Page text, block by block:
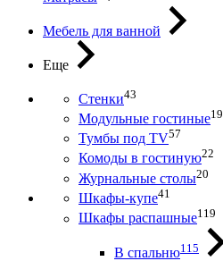
Мебель для ванной
Еще
Стенки43
Модульные гостиные19
Тумбы под ТV57
Комоды в гостиную22
Журнальные столы20
Шкафы-купе41
Шкафы распашные119
В спальню115